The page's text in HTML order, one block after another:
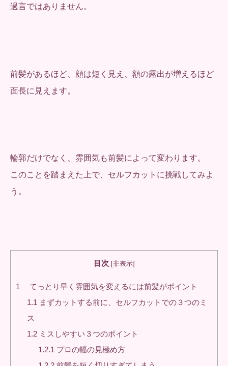
過言ではありません。
前髪があるほど、顔は短く見え、額の露出が増えるほど
面長に見えます。
輪郭だけでなく、雰囲気も前髪によって変わります。
このことを踏まえた上で、セルフカットに挑戦してみよ
う。
目次 [非表示]
1 てっとり早く雰囲気を変えるには前髪がポイント
1.1 まずカットする前に、セルフカットでの３つのミ
ス
1.2 ミスしやすい３つのポイント
1.2.1 プロの幅の見極め方